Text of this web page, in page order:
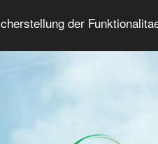
der
Gedenken